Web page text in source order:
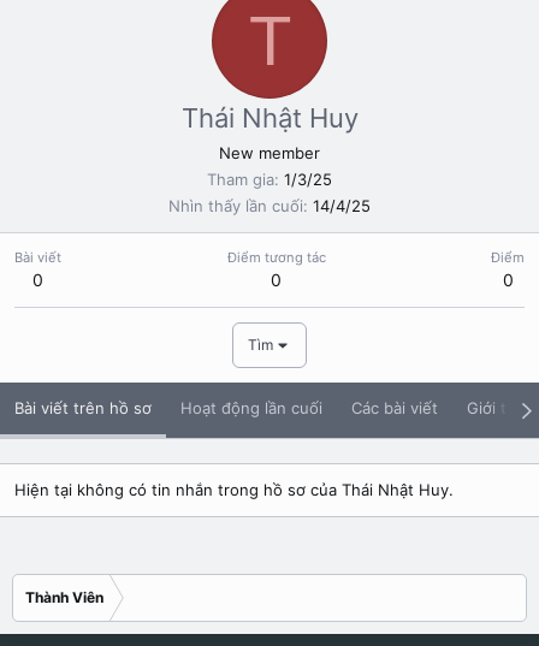
T
Thái Nhật Huy
New member
Tham gia 1/3/25
Nhìn thấy lần cuối 14/4/25
Bài viết
0
Điểm tương tác
0
Điểm
0
Tìm
Bài viết trên hồ sơ Hoạt động lần cuối Các bài viết Giới thiệu
Hiện tại không có tin nhắn trong hồ sơ của Thái Nhật Huy.
Thành Viên